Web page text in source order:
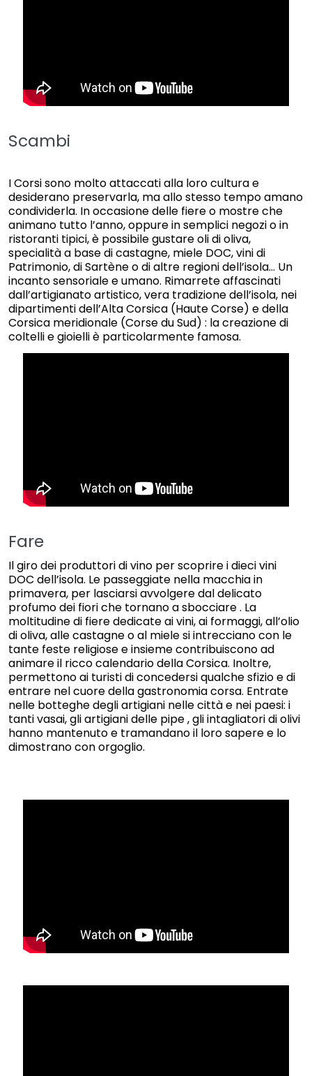
Scambi
I Corsi sono molto attaccati alla loro cultura e
desiderano preservarla, ma allo stesso tempo amano
condividerla. In occasione delle fiere o mostre che
animano tutto l’anno, oppure in semplici negozi o in
ristoranti tipici, è possibile gustare oli di oliva,
specialità a base di castagne, miele DOC, vini di
Patrimonio, di Sartène o di altre regioni dell’isola… Un
incanto sensoriale e umano. Rimarrete affascinati
dall’artigianato artistico, vera tradizione dell’isola, nei
dipartimenti dell’Alta Corsica (Haute Corse) e della
Corsica meridionale (Corse du Sud) : la creazione di
coltelli e gioielli è particolarmente famosa.
Fare
Il giro dei produttori di vino per scoprire i dieci vini
DOC dell’isola. Le passeggiate nella macchia in
primavera, per lasciarsi avvolgere dal delicato
profumo dei fiori che tornano a sbocciare . La
moltitudine di fiere dedicate ai vini, ai formaggi, all’olio
di oliva, alle castagne o al miele si intrecciano con le
tante feste religiose e insieme contribuiscono ad
animare il ricco calendario della Corsica. Inoltre,
permettono ai turisti di concedersi qualche sfizio e di
entrare nel cuore della gastronomia corsa. Entrate
nelle botteghe degli artigiani nelle città e nei paesi: i
tanti vasai, gli artigiani delle pipe , gli intagliatori di olivi
hanno mantenuto e tramandano il loro sapere e lo
dimostrano con orgoglio.